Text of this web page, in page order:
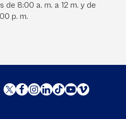
de 8:00 a. m. a 12 m. y de
p. m.